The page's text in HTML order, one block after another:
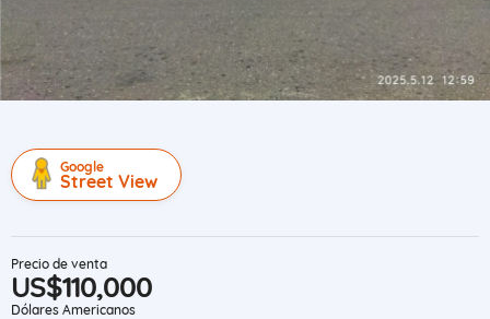
Google
Street View
Precio de venta
US$110,000
Dólares Americanos